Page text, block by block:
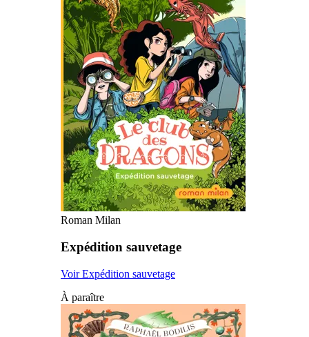
Roman Milan
Expédition sauvetage
Voir Expédition sauvetage
À paraître